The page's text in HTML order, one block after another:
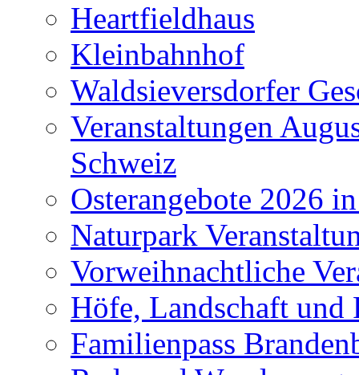
Heartfieldhaus
Kleinbahnhof
Waldsieversdorfer
Veranstaltungen
Schweiz
Osterangebote 2026
Naturpark
Vorweihnachtliche
Höfe, Landschaft und
Familienpass